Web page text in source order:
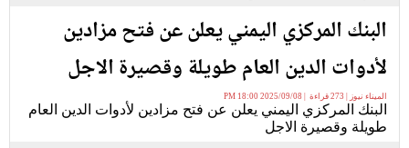
البنك المركزي اليمني يعلن عن فتح مزادين
لأدوات الدين العام طويلة وقصيرة الاجل
الميناء نيوز | 273 قراءة | 2025/09/08 18:00 PM
البنك المركزي اليمني يعلن عن فتح مزادين لأدوات الدين العام
طويلة وقصيرة الاجل